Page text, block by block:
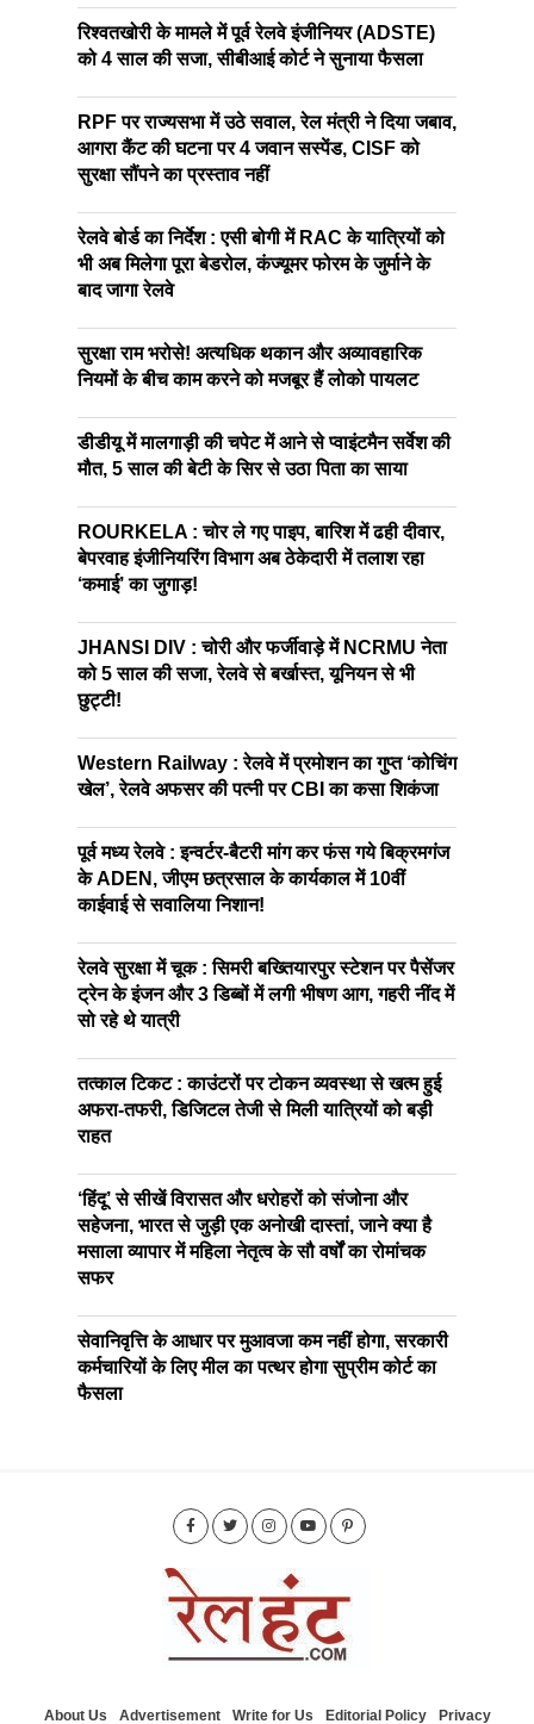
रिश्वतखोरी के मामले में पूर्व रेलवे इंजीनियर (ADSTE)
को 4 साल की सजा, सीबीआई कोर्ट ने सुनाया फैसला
RPF पर राज्यसभा में उठे सवाल, रेल मंत्री ने दिया जबाव,
आगरा कैंट की घटना पर 4 जवान सस्पेंड, CISF को
सुरक्षा सौंपने का प्रस्ताव नहीं
रेलवे बोर्ड का निर्देश : एसी बोगी में RAC के यात्रियों को
भी अब मिलेगा पूरा बेडरोल, कंज्यूमर फोरम के जुर्माने के
बाद जागा रेलवे
सुरक्षा राम भरोसे! अत्यधिक थकान और अव्यावहारिक
नियमों के बीच काम करने को मजबूर हैं लोको पायलट
डीडीयू में मालगाड़ी की चपेट में आने से प्वाइंटमैन सर्वेश की
मौत, 5 साल की बेटी के सिर से उठा पिता का साया
ROURKELA : चोर ले गए पाइप, बारिश में ढही दीवार,
बेपरवाह इंजीनियरिंग विभाग अब ठेकेदारी में तलाश रहा
‘कमाई’ का जुगाड़!
JHANSI DIV : चोरी और फर्जीवाड़े में NCRMU नेता
को 5 साल की सजा, रेलवे से बर्खास्त, यूनियन से भी
छुट्टी!
Western Railway : रेलवे में प्रमोशन का गुप्त ‘कोचिंग
खेल’, रेलवे अफसर की पत्नी पर CBI का कसा शिकंजा
पूर्व मध्य रेलवे : इन्वर्टर-बैटरी मांग कर फंस गये बिक्रमगंज
के ADEN, जीएम छत्रसाल के कार्यकाल में 10वीं
काईवाई से सवालिया निशान!
रेलवे सुरक्षा में चूक : सिमरी बख्तियारपुर स्टेशन पर पैसेंजर
ट्रेन के इंजन और 3 डिब्बों में लगी भीषण आग, गहरी नींद में
सो रहे थे यात्री
तत्काल टिकट : काउंटरों पर टोकन व्यवस्था से खत्म हुई
अफरा-तफरी, डिजिटल तेजी से मिली यात्रियों को बड़ी
राहत
‘हिंदू’ से सीखें विरासत और धरोहरों को संजोना और
सहेजना, भारत से जुड़ी एक अनोखी दास्तां, जाने क्या है
मसाला व्यापार में महिला नेतृत्व के सौ वर्षों का रोमांचक
सफर
सेवानिवृत्ति के आधार पर मुआवजा कम नहीं होगा, सरकारी
कर्मचारियों के लिए मील का पत्थर होगा सुप्रीम कोर्ट का
फैसला
About Us Advertisement Write for Us Editorial Policy Privacy